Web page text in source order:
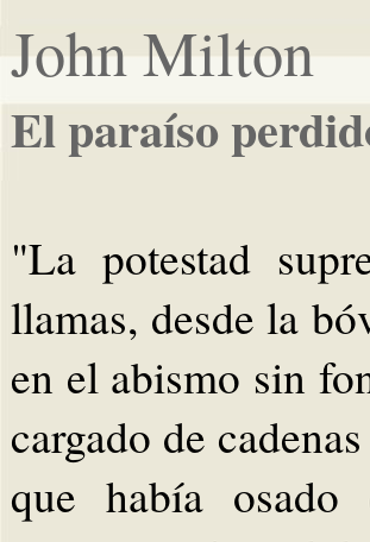
John Milton
El paraíso
"La potestad
llamas, desde la
en el abismo sin
cargado de
que había osado